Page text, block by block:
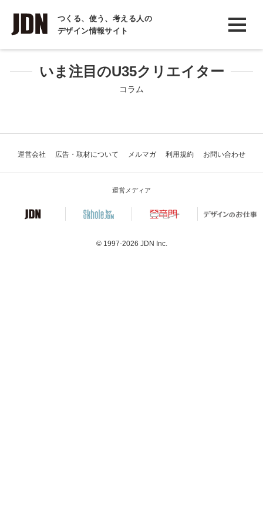
つくる、使う、考える人の
デザイン情報サイト
INTERVIEW
インタビュー
REPORT
いま注目のU35クリエイター
コラム
運営会社 広告・取材について メルマガ 利用規約 お問い合わせ
運営メディア
© 1997-2026 JDN Inc.